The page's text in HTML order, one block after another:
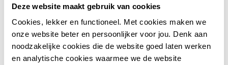
Deze website maakt gebruik van cookies
Cookies, lekker en functioneel. Met cookies maken we
onze website beter en persoonlijker voor jou. Denk aan
noodzakelijke cookies die de website goed laten werken
en analytische cookies waarmee we de website